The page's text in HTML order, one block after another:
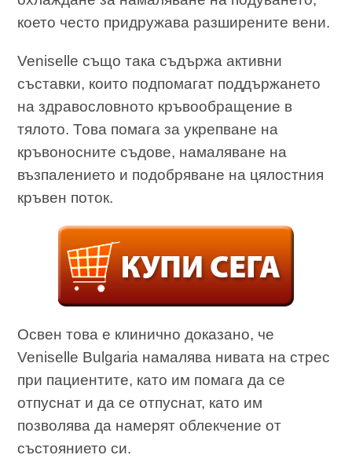
което често придружава разширените вени.
Veniselle също така съдържа активни
съставки, които подпомагат поддържането
на здравословното кръвообращение в
тялото. Това помага за укрепване на
кръвоносните съдове, намаляване на
възпалението и подобряване на цялостния
кръвен поток.
Освен това е клинично доказано, че
Veniselle Bulgaria намалява нивата на стрес
при пациентите, като им помага да се
отпуснат и да се отпуснат, като им
позволява да намерят облекчение от
състоянието си.